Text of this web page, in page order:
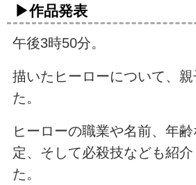
▶作品発表
午後3時50分。
描いたヒーローについて、
た。
ヒーローの職業や名前、年
定、そして必殺技なども紹
た。